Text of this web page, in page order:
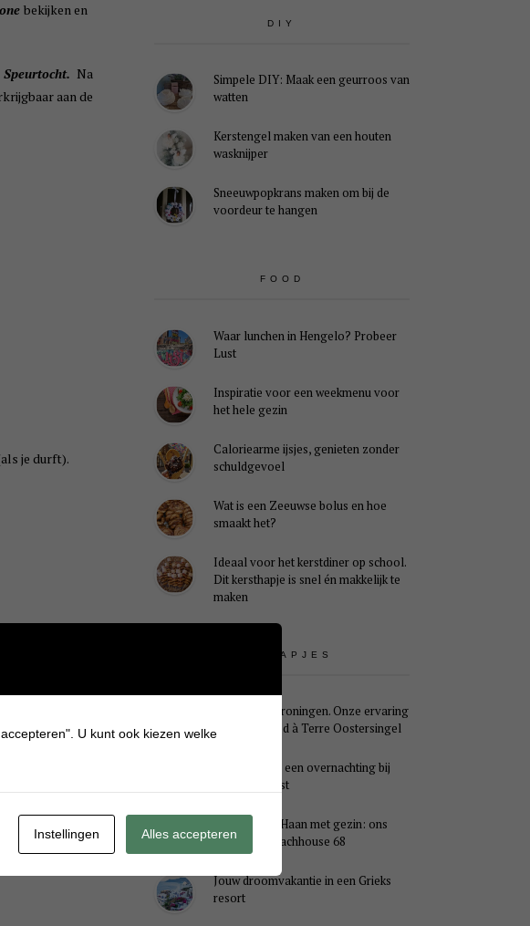
bekijken en
Na
aan de
je durft).
3 thema’s
DIY
Simpele DIY: Maak een geurroos van
watten
Kerstengel maken van een houten
wasknijper
Sneeuwpopkrans maken om bij de
voordeur te hangen
FOOD
Waar lunchen in Hengelo? Probeer
Lust
Inspiratie voor een weekmenu voor
het hele gezin
Caloriearme ijsjes, genieten zonder
schuldgevoel
Wat is een Zeeuwse bolus en hoe
smaakt het?
Ideaal voor het kerstdiner op school.
Dit kersthapje is snel én makkelijk te
maken
UITSTAPJES
Weekendje Groningen. Onze ervaring
met B&B Pied à Terre Oostersingel
Genieten van een overnachting bij
B&B Landlust
Midweek De Haan met gezin: ons
verblijf in Beachhouse 68
Jouw droomvakantie in een Grieks
resort
U kunt ook kiezen welke
Instellingen Alles accepteren